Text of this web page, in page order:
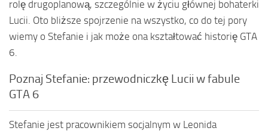
rolę drugoplanową, szczególnie w życiu głównej bohaterki
Lucii. Oto bliższe spojrzenie na wszystko, co do tej pory
wiemy o Stefanie i jak może ona kształtować historię GTA
6.
Poznaj Stefanie: przewodniczkę Lucii w fabule
GTA 6
Stefanie jest pracownikiem socjalnym w Leonida